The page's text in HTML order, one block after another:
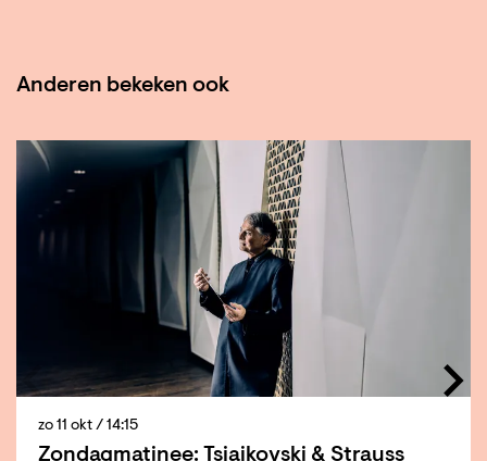
Anderen bekeken ook
Zondagmatinee: Tsjaikovski & Strauss
zo 11 okt / 14:15